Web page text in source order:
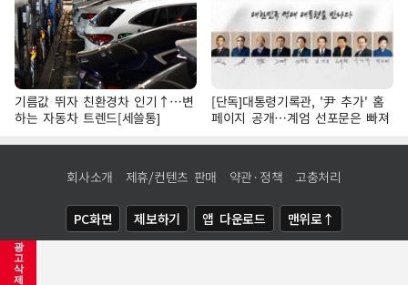
광
고
삭
제
기름값 뛰자 친환경차 인기↑…변
하는 자동차 트렌드[세쓸통]
[단독]대통령기록관, '尹 추가' 홈
페이지 공개…계엄 선포문은 빠져
회사소개 제휴/컨텐츠 판매 약관·정책 고충처리
PC화면 제보하기 앱 다운로드 맨위로↑